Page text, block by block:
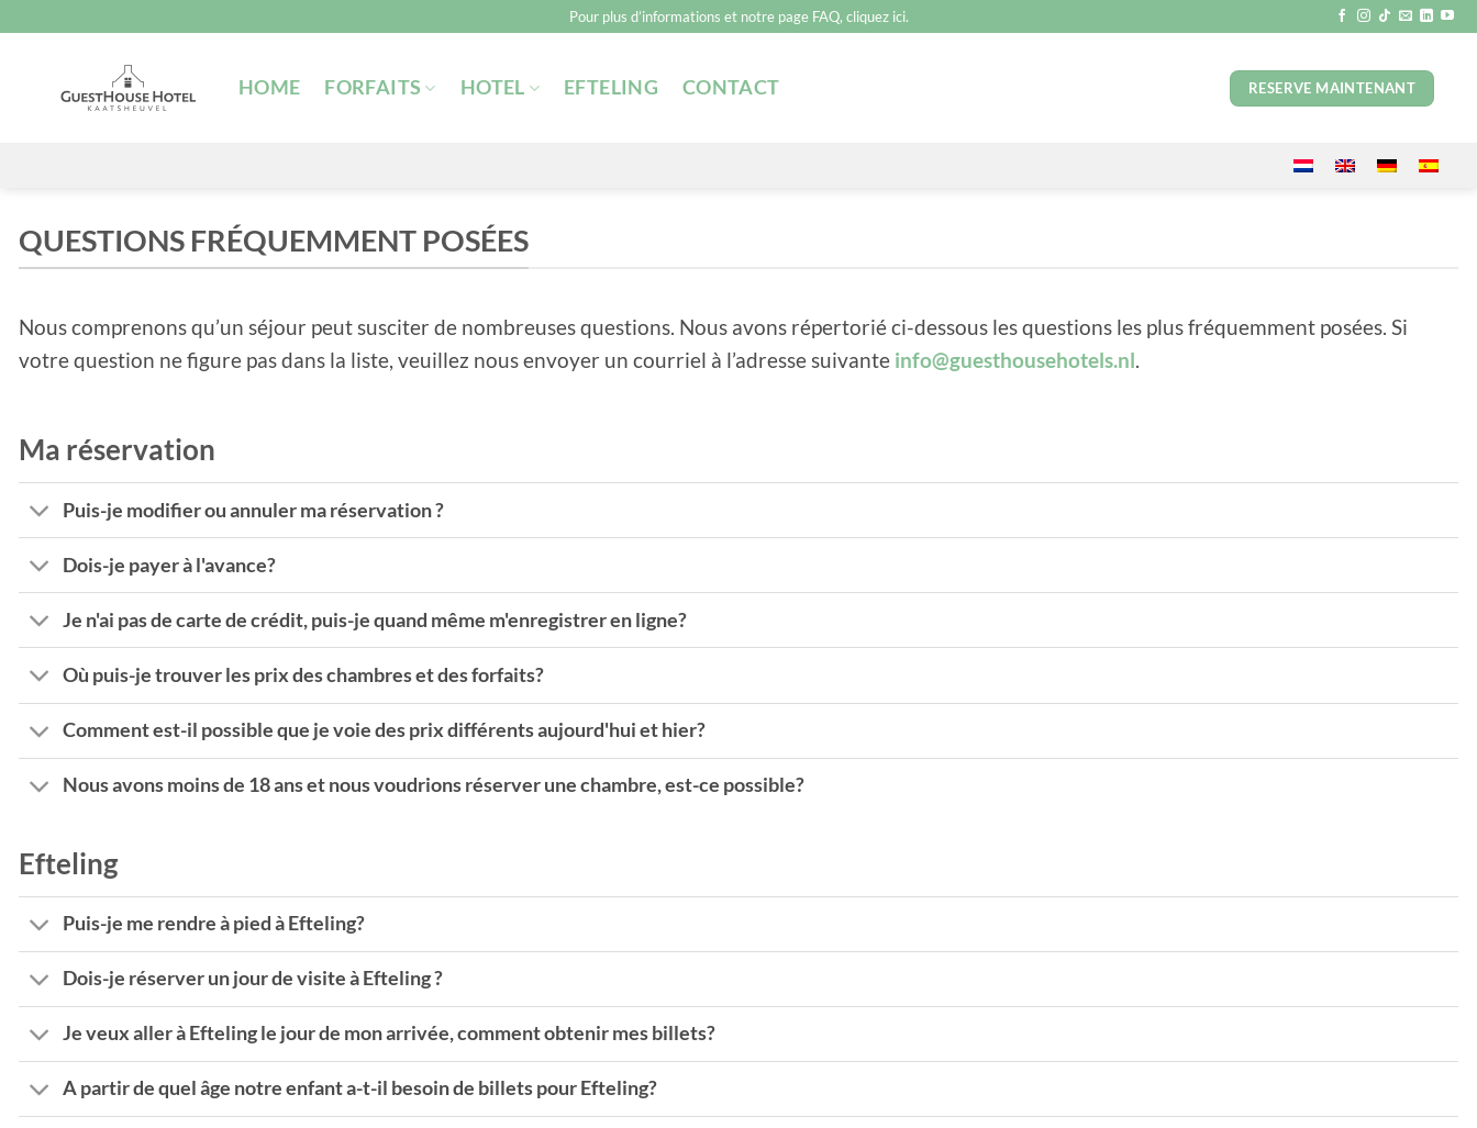
au
Pour plus d’informations et notre page FAQ, cliquez ici.
HOME FORFAITS HOTEL EFTELING CONTACT RESERVE MAINTENANT
QUESTIONS FRÉQUEMMENT POSÉES
Nous comprenons qu’un séjour peut susciter de nombreuses questions. Nous avons répertorié ci-dessous les questions les plus fréquemment posées. Si
votre question ne figure pas dans la liste, veuillez nous envoyer un courriel à l’adresse suivante info@guesthousehotels.nl.
Ma réservation
Puis-je modifier ou annuler ma réservation ?
Dois-je payer à l'avance?
Je n'ai pas de carte de crédit, puis-je quand même m'enregistrer en ligne?
Où puis-je trouver les prix des chambres et des forfaits?
Comment est-il possible que je voie des prix différents aujourd'hui et hier?
Nous avons moins de 18 ans et nous voudrions réserver une chambre, est-ce possible?
Efteling
Puis-je me rendre à pied à Efteling?
Dois-je réserver un jour de visite à Efteling ?
Je veux aller à Efteling le jour de mon arrivée, comment obtenir mes billets?
A partir de quel âge notre enfant a-t-il besoin de billets pour Efteling?